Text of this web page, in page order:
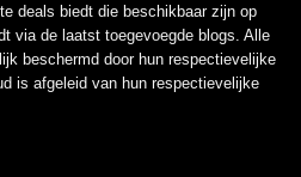
deals biedt die beschikbaar zijn op
via de laatst toegevoegde blogs. Alle
beschermd door hun respectievelijke
is afgeleid van hun respectievelijke